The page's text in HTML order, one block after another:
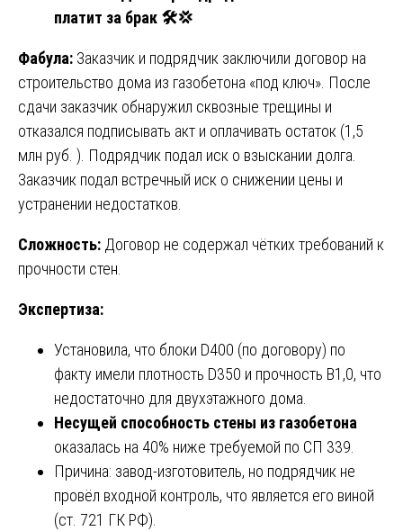
платит за брак 🛠💢
Фабула: Заказчик и подрядчик заключили договор на
строительство дома из газобетона «под ключ». После
сдачи заказчик обнаружил сквозные трещины и
отказался подписывать акт и оплачивать остаток (1,5
млн руб. ). Подрядчик подал иск о взыскании долга.
Заказчик подал встречный иск о снижении цены и
устранении недостатков.
Сложность: Договор не содержал чётких требований к
прочности стен.
Экспертиза:
Установила, что блоки D400 (по договору) по
факту имели плотность D350 и прочность B1,0, что
недостаточно для двухэтажного дома.
Несущей способность стены из газобетона
оказалась на 40% ниже требуемой по СП 339.
Причина: завод-изготовитель, но подрядчик не
провёл входной контроль, что является его виной
(ст. 721 ГК РФ).